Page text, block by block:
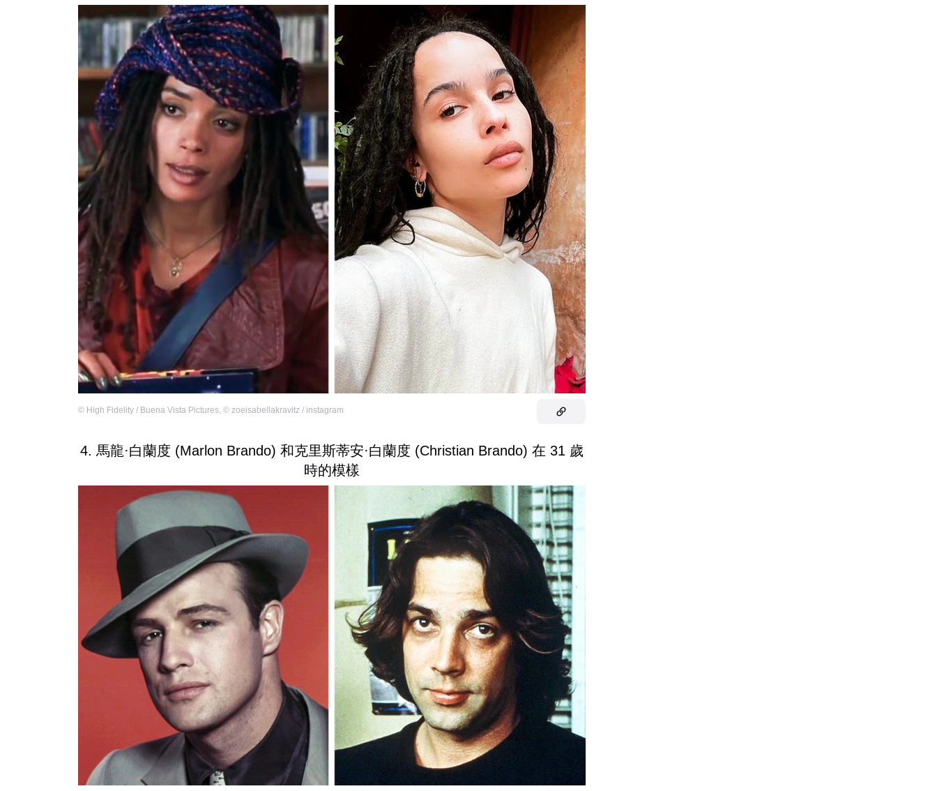
© High Fidelity / Buena Vista Pictures, © zoeisabellakravitz / instagram
4. 馬龍·白蘭度 (Marlon Brando) 和克里斯蒂安·白蘭度 (Christian Brando) 在 31 歲
時的模樣